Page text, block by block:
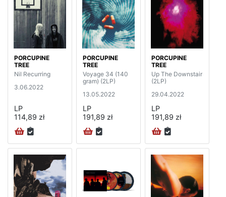
PORCUPINE
TREE
Nil Recurring
3.06.2022
LP
114,89 zł
PORCUPINE
TREE
Voyage 34 (140
gram) (2LP)
13.05.2022
LP
191,89 zł
PORCUPINE
TREE
Up The Downstair
(2LP)
29.04.2022
LP
191,89 zł